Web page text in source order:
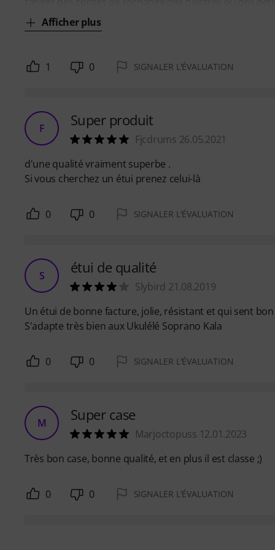
Afficher plus
1 0 SIGNALER L'ÉVALUATION
F Super produit
Fjcdrums 26.05.2021
d'une qualité vraiment superbe .
Si vous cherchez un étui prenez celui-là
0 0 SIGNALER L'ÉVALUATION
S étui de qualité
Slybird 21.08.2019
Un étui de bonne facture, jolie, résistant et qui sent bon
S'adapte très bien aux Ukulélé Soprano Kala
0 0 SIGNALER L'ÉVALUATION
M Super case
Marjoctopuss 12.01.2023
Très bon case, bonne qualité, et en plus il est classe ;)
0 0 SIGNALER L'ÉVALUATION